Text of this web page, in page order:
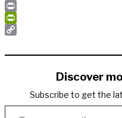
Email
Print
PrintFriendly
Link
Discover
Subscribe to get the
Type your email…